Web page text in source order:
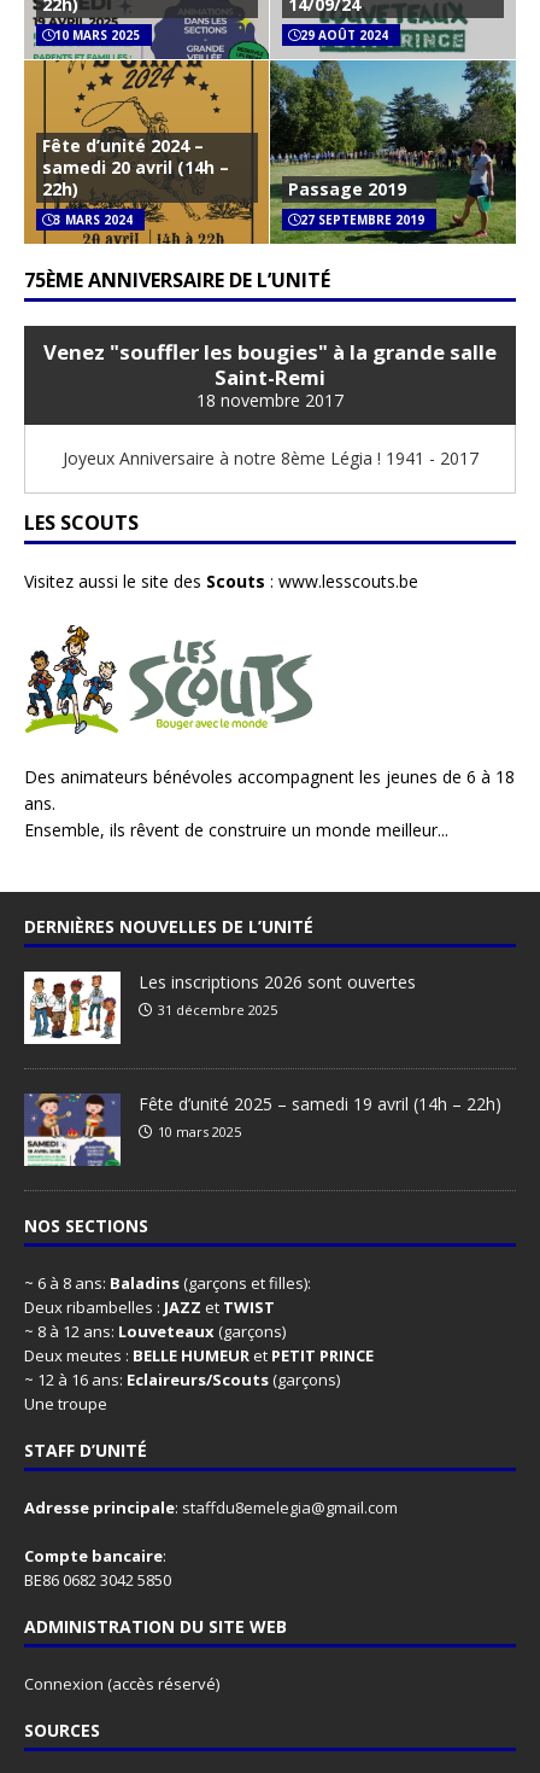
10 MARS 2025 29 AOÛT 2024
Fête d’unité 2024 –
samedi 20 avril (14h –
22h)
3 MARS 2024
Passage 2019
27 SEPTEMBRE 2019
75ÈME ANNIVERSAIRE DE L’UNITÉ
Venez "souffler les bougies" à la grande salle
Saint-Remi
18 novembre 2017
Joyeux Anniversaire à notre 8ème Légia ! 1941 - 2017
LES SCOUTS
Visitez aussi le site des Scouts : www.lesscouts.be
Des animateurs bénévoles accompagnent les jeunes de 6 à 18
ans.
Ensemble, ils rêvent de construire un monde meilleur...
DERNIÈRES NOUVELLES DE L’UNITÉ
Les inscriptions 2026 sont ouvertes
31 décembre 2025
Fête d’unité 2025 – samedi 19 avril (14h – 22h)
10 mars 2025
NOS SECTIONS
~ 6 à 8 ans: Baladins(garçons et filles):
Deux ribambelles : JAZZ et TWIST
~ 8 à 12 ans: Louveteaux(garçons)
Deux meutes : BELLE HUMEURet PETIT PRINCE
~ 12 à 16 ans: Eclaireurs/Scouts(garçons)
Une troupe
STAFF D’UNITÉ
Adresse principale: staffdu8emelegia@gmail.com
Compte bancaire:
BE86 0682 3042 5850
ADMINISTRATION DU SITE WEB
Connexion (accès réservé)
SOURCES